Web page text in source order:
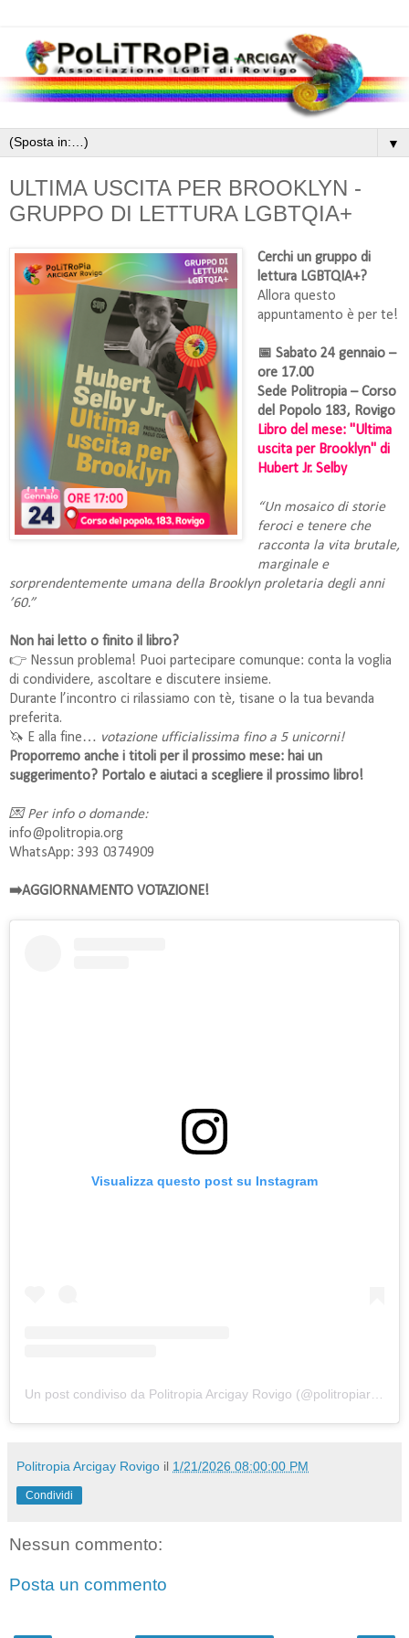
▼
ULTIMA USCITA PER BROOKLYN -
GRUPPO DI LETTURA LGBTQIA+
Cerchi un gruppo di
lettura LGBTQIA+?
Allora questo
appuntamento è per te!
📅 Sabato 24 gennaio –
ore 17.00
Sede Politropia – Corso
del Popolo 183, Rovigo
Libro del mese: "Ultima
uscita per Brooklyn" di
Hubert Jr. Selby
“Un mosaico di storie
feroci e tenere che
racconta la vita brutale,
marginale e
sorprendentemente umana della Brooklyn proletaria degli anni
’60.”
Non hai letto o finito il libro?
👉 Nessun problema! Puoi partecipare comunque: conta la voglia
di condividere, ascoltare e discutere insieme.
Durante l’incontro ci rilassiamo con tè, tisane o la tua bevanda
preferita.
🦄 E alla fine… votazione ufficialissima fino a 5 unicorni!
Proporremo anche i titoli per il prossimo mese: hai un
suggerimento? Portalo e aiutaci a scegliere il prossimo libro!
💌 Per info o domande:
info@politropia.org
WhatsApp: 393 0374909
➡️AGGIORNAMENTO VOTAZIONE!
Visualizza questo post su Instagram
Politropia Arcigay Rovigo il 1/21/2026 08:00:00 PM
Condividi
Nessun commento:
Posta un commento